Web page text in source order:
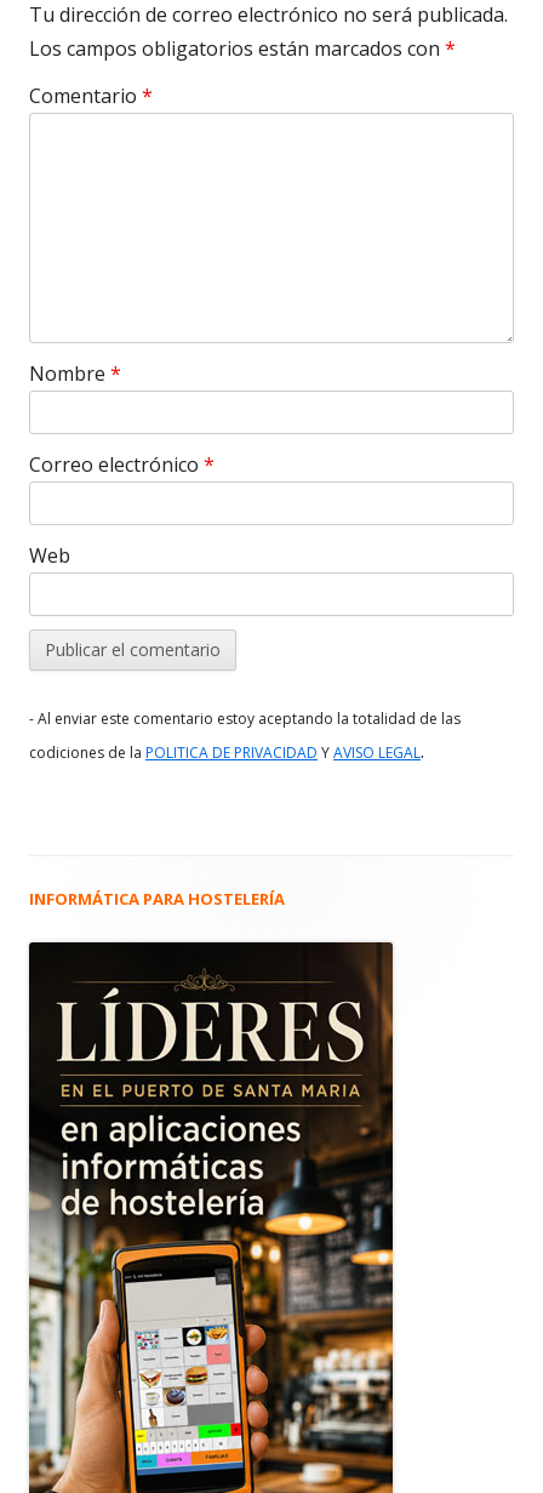
Tu dirección de correo electrónico no será publicada.
Los campos obligatorios están marcados con *
Comentario *
Nombre *
Correo electrónico *
Web
- Al enviar este comentario estoy aceptando la totalidad de las
codiciones de la POLITICA DE PRIVACIDAD YAVISO LEGAL.
Barra
principal
INFORMÁTICA PARA HOSTELERÍA